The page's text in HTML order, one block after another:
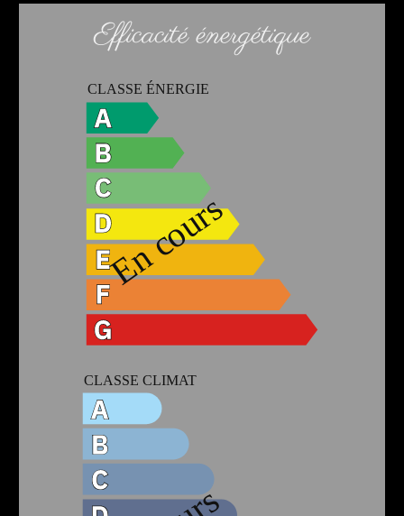
Efficacité énergétique